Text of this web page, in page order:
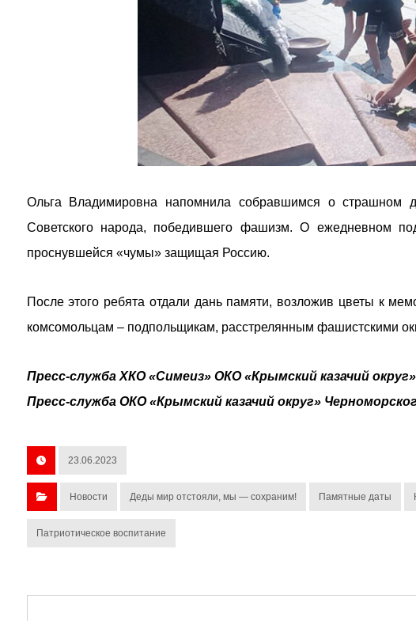
Ольга Владимировна напомнила собравшимся о страшном
Советского народа, победившего фашизм. О ежедневном
проснувшейся «чумы» защищая Россию.
После этого ребята отдали дань памяти, возложив цветы к
комсомольцам – подпольщикам, расстрелянным фашистскими
Пресс-служба ХКО «Симеиз» ОКО «Крымский казачий
Пресс-служба ОКО «Крымский казачий округ»
23.06.2023
Новости Деды мир отстояли, мы — сохраним! Памятные даты
Патриотическое воспитание